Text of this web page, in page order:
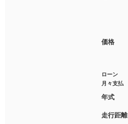
価格
ローン
月々支払
年式
走行距離